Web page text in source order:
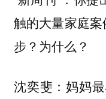
触的大量家庭
步？为什么？
沈奕斐 ：妈妈